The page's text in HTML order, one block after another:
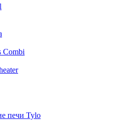
Combi
печи Tylo